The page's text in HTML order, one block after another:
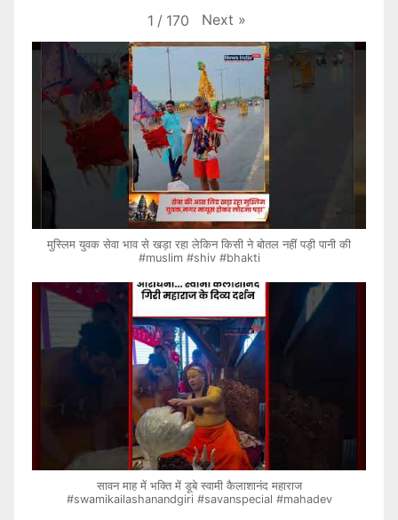
1 / 170 Next »
मुस्लिम युवक सेवा भाव से खड़ा रहा लेकिन किसी ने बोतल नहीं पड़ी पानी की
#muslim #shiv #bhakti
सावन माह में भक्ति में डूबे स्वामी कैलाशानंद महाराज
#swamikailashanandgiri #savanspecial #mahadev